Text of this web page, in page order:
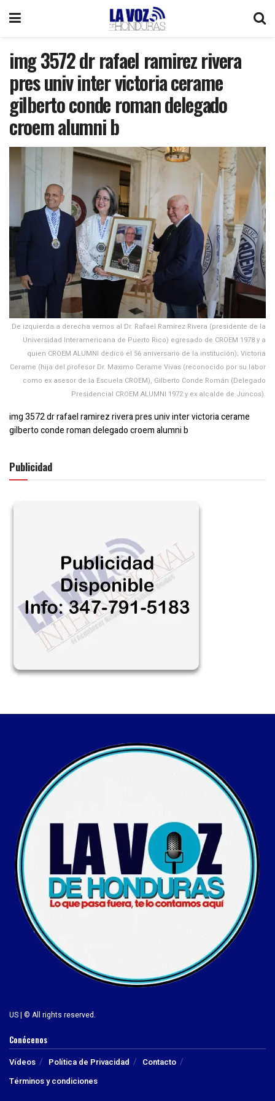
img 3572 dr rafael ramirez rivera
pres univ inter victoria cerame
gilberto conde roman delegado
croem alumni b
De izquierda a derecha vemos al Dr. Rafael Ramírez Rivera (presidente de la
Universidad Interamericana de Puerto Rico) egresado de CROEM 1978 y a
quien CROEM ALUMNI dedicó el 56 aniversario de la institución); Victoria
Cerame (hija del profesor Dr. Maximo Cerame Vivas (reconocido por su labor
como ex asesor de la Escuela CROEM), Gilberto Conde Román (Delegado
Presidencial CROEM ALUMNI 1972 y ex alcalde de Juncos).
img 3572 dr rafael ramirez rivera pres univ inter victoria cerame
gilberto conde roman delegado croem alumni b
Publicidad
US | © All rights reserved.
Conócenos
Vídeos Política de Privacidad
Contacto
Términos y condiciones